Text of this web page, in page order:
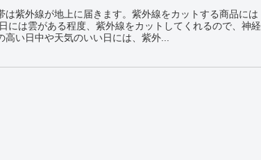
は紫外線が地上に届きます。紫外線をカットする商品には
高い日中や天気のいい日には、紫外...